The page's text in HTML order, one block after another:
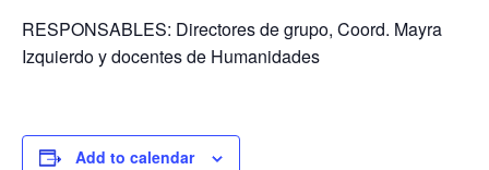
RESPONSABLES: Directores de grupo, Coord. Mayra
Izquierdo y docentes de Humanidades
Add to calendar